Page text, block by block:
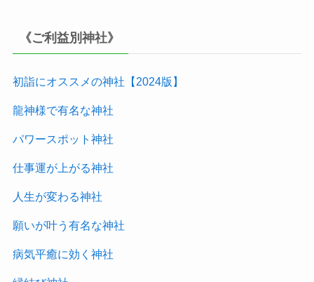
《ご利益別神社》
初詣にオススメの神社【2024版 】
龍神様で有名な神社
パワースポット神社
仕事運が上がる神社
人生が変わる神社
願いが叶う有名な神社
病気平癒に効く神社